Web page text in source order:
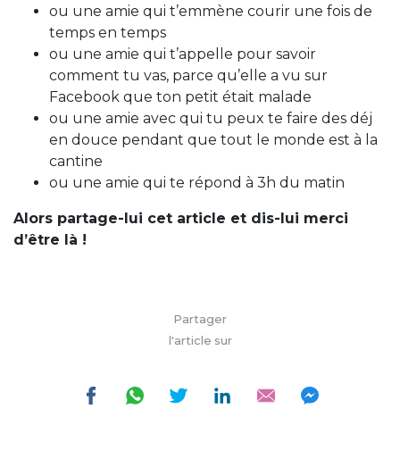
ou une amie qui t’emmène courir une fois de
temps en temps
ou une amie qui t’appelle pour savoir
comment tu vas, parce qu’elle a vu sur
Facebook que ton petit était malade
ou une amie avec qui tu peux te faire des déj
en douce pendant que tout le monde est à la
cantine
ou une amie qui te répond à 3h du matin
Alors partage-lui cet article et dis-lui merci
d’être là !
Partager
l'article sur